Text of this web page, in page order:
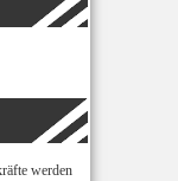
werden